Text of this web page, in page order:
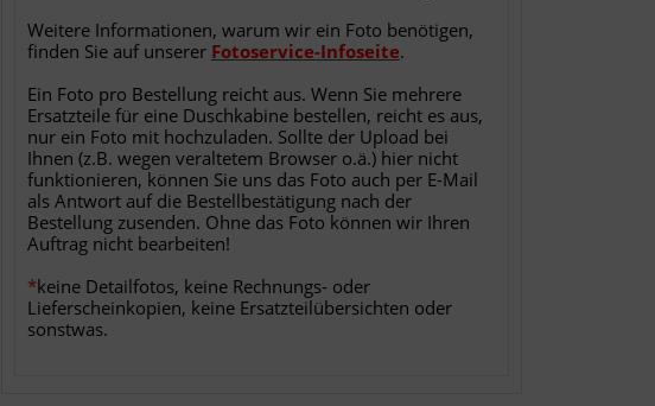
Weitere Informationen, warum wir ein Foto benötigen,
finden Sie auf unserer Fotoservice-Infoseite.
Ein Foto pro Bestellung reicht aus. Wenn Sie mehrere
Ersatzteile für eine Duschkabine bestellen, reicht es aus,
nur ein Foto mit hochzuladen. Sollte der Upload bei
Ihnen (z.B. wegen veraltetem Browser o.ä.) hier nicht
funktionieren, können Sie uns das Foto auch per E-Mail
als Antwort auf die Bestellbestätigung nach der
Bestellung zusenden. Ohne das Foto können wir Ihren
Auftrag nicht bearbeiten!
*keine Detailfotos, keine Rechnungs- oder
Lieferscheinkopien, keine Ersatzteilübersichten oder
sonstwas.